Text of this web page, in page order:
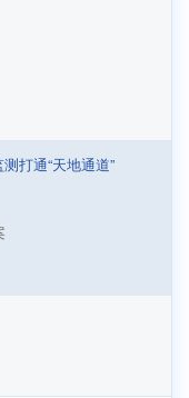
打通“天地通道”